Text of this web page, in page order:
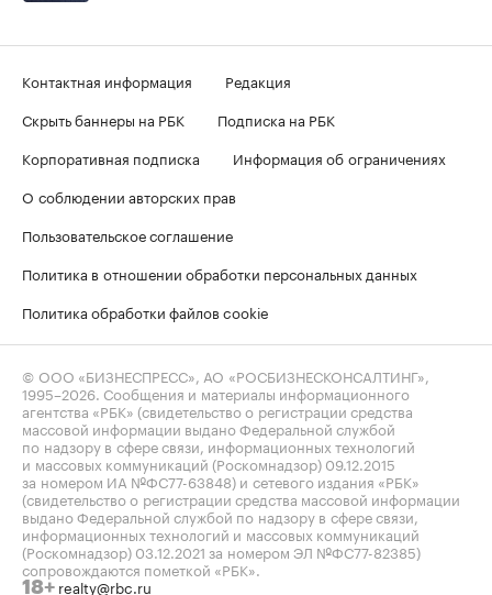
Контактная информация
Редакция
Скрыть баннеры на РБК
Подписка на РБК
Корпоративная подписка
Информация об ограничениях
О соблюдении авторских прав
Пользовательское соглашение
Политика в отношении обработки персональных данных
Политика обработки файлов cookie
© ООО «БИЗНЕСПРЕСС», АО «РОСБИЗНЕСКОНСАЛТИНГ»,
1995–2026 . Сообщения и материалы информационного
агентства «РБК» (свидетельство о регистрации средства
массовой информации выдано Федеральной службой
по надзору в сфере связи, информационных технологий
и массовых коммуникаций (Роскомнадзор) 09.12.2015
за номером ИА №ФС77-63848) и сетевого издания «РБК»
(свидетельство о регистрации средства массовой информации
выдано Федеральной службой по надзору в сфере связи,
информационных технологий и массовых коммуникаций
(Роскомнадзор) 03.12.2021 за номером ЭЛ №ФС77-82385)
сопровождаются пометкой «РБК».
18+ realty@rbc.ru